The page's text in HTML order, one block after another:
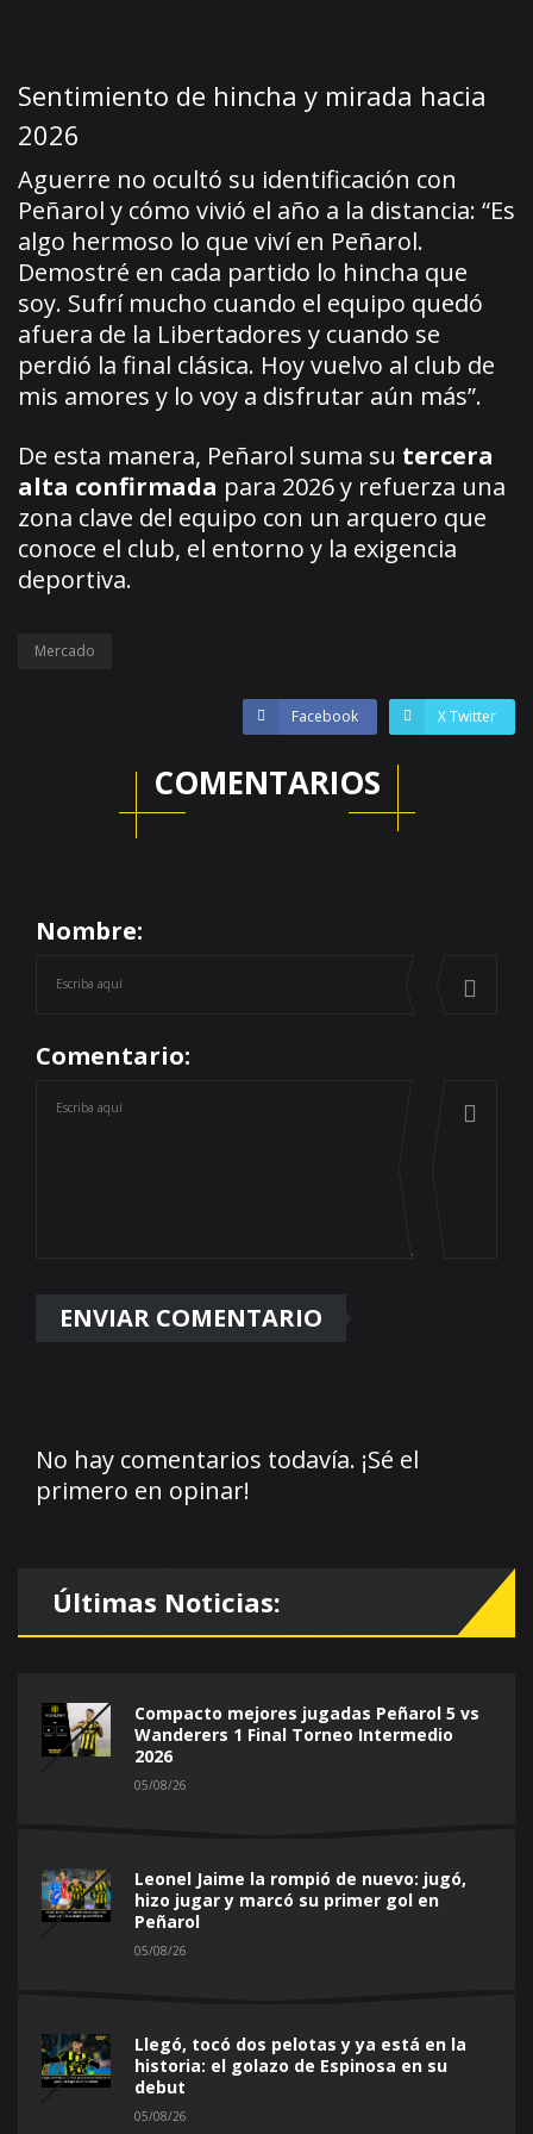
Sentimiento de hincha y mirada hacia
2026
Aguerre no ocultó su identificación con
Peñarol y cómo vivió el año a la distancia: “Es
algo hermoso lo que viví en Peñarol.
Demostré en cada partido lo hincha que
soy. Sufrí mucho cuando el equipo quedó
afuera de la Libertadores y cuando se
perdió la final clásica. Hoy vuelvo al club de
mis amores y lo voy a disfrutar aún más”.
De esta manera, Peñarol suma su tercera
alta confirmada para 2026 y refuerza una
zona clave del equipo con un arquero que
conoce el club, el entorno y la exigencia
deportiva.
Mercado
Facebook X Twitter
COMENTARIOS
Nombre:
Comentario:
No hay comentarios todavía. ¡Sé el
primero en opinar!
Últimas Noticias:
Compacto mejores jugadas Peñarol 5 vs
Wanderers 1 Final Torneo Intermedio
2026
05/08/26
Leonel Jaime la rompió de nuevo: jugó,
hizo jugar y marcó su primer gol en
Peñarol
05/08/26
Llegó, tocó dos pelotas y ya está en la
historia: el golazo de Espinosa en su
debut
05/08/26